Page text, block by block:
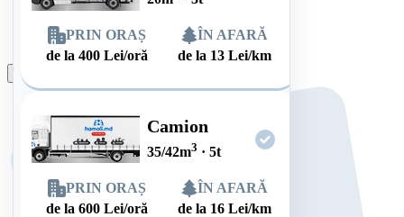
PRIN ORAȘ
de la400 Lei/oră
ÎN AFARĂ
de la 13 Lei/km
Camion
35/42m3 · 5t
PRIN ORAȘ
de la600 Lei/oră
ÎN AFARĂ
de la 16 Lei/km
Plasează comanda